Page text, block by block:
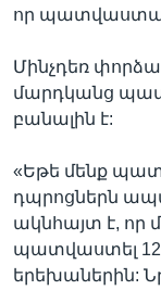
որ
Մինչդեռ
մարդկանց
բանալին է:
«Եթե մենք
դպրոցներն
ակնհայտ է, որ
պատվաստել 12
երեխաներին: